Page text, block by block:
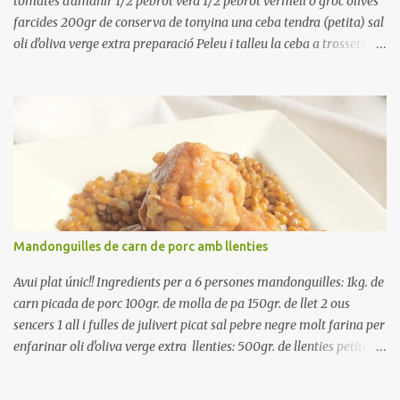
farcides 200gr de conserva de tonyina una ceba tendra (petita) sal
oli d'oliva verge extra preparació Peleu i talleu la ceba a trossets i
Renteu les tomates i talleu-les a octaus. Talleu les olives a
rodanxes. Una hora abans de portar a la taula, poseu els cigrons,
ben escorreguts, en un bol, amb la resta d'ingredients: les tomates,
el pebrot, la ceba, (escorreguda), les olives i la tonyina esmicolada.
Amaniu amb sal i oli... bon profit!!
Mandonguilles de carn de porc amb llenties
Avui plat únic!! Ingredients per a 6 persones mandonguilles: 1kg. de
carn picada de porc 100gr. de molla de pa 150gr. de llet 2 ous
sencers 1 all i fulles de julivert picat sal pebre negre molt farina per
enfarinar oli d'oliva verge extra llenties: 500gr. de llenties petites